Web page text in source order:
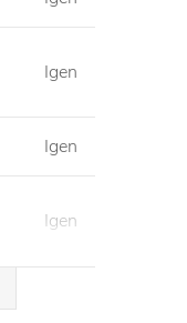
Igen
Igen
Igen